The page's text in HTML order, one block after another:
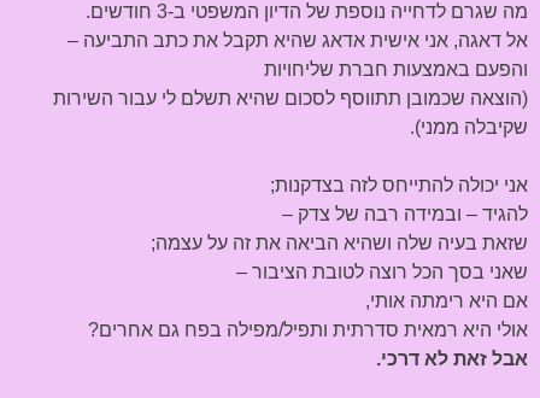
מה שגרם לדחייה נוספת של הדיון המשפטי ב-3 חודשים.
אל דאגה, אני אישית אדאג שהיא תקבל את כתב התביעה –
והפעם באמצעות חברת שליחויות
(הוצאה שכמובן תתווסף לסכום שהיא תשלם לי עבור השירות
שקיבלה ממני).
אני יכולה להתייחס לזה בצדקנות;
להגיד – ובמידה רבה של צדק –
שזאת בעיה שלה ושהיא הביאה את זה על עצמה;
שאני בסך הכל רוצה לטובת הציבור –
אם היא רימתה אותי,
אולי היא רמאית סדרתית ותפיל/מפילה בפח גם אחרים?
אבל זאת לא דרכי.